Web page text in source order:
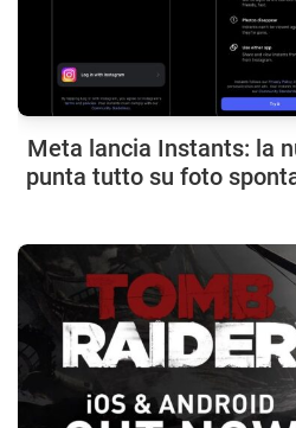
Meta lancia Instants: la
punta tutto su foto